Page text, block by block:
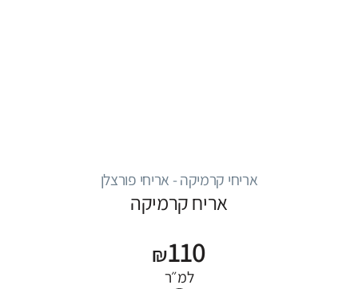
אריחי קרמיקה - אריחי פורצלן
אריח קרמיקה
₪110
למ״ר